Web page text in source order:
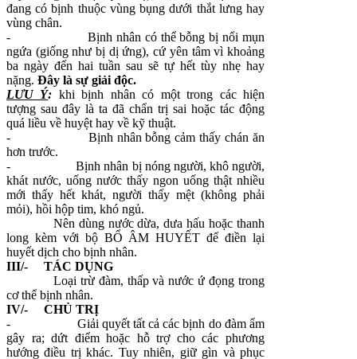
đang có bịnh thuộc vùng bụng dưới thắt lưng hay
vùng chân.
-
Bịnh nhân có thể bỗng bị nổi mụn
ngứa (giống như bị dị ứng), cứ yên tâm vì khoảng
ba ngày đến hai tuần sau sẽ tự hết tùy nhẹ hay
nặng. Đây là sự giải độc.
LƯU Ý: khi bịnh nhân có một trong các hiện
tượng sau đây là ta đã chẩn trị sai hoặc tác động
quá liều về huyệt hay về kỹ thuật.
-
Bịnh nhân bỗng cảm thấy chán ăn
hơn trước.
-
Bịnh nhân bị nóng người, khô người,
khát nước, uống nước thấy ngon uống thật nhiều
mới thấy hết khát, người thấy mệt (không phải
mỏi), hồi hộp tim, khó ngủ.
Nên dùng nước dừa, dưa hấu hoặc thanh
long kèm với bộ BỔ ÂM HUYẾT để điền lại
huyết dịch cho bịnh nhân.
III/- TÁC DỤNG
Loại trừ đàm, thấp và nước ứ đọng trong
cơ thể bịnh nhân.
IV/- CHỦ TRỊ
-
Giải quyết tất cả các bịnh do đàm ẩm
gây ra; dứt điểm hoặc hỗ trợ cho các phương
hướng điều trị khác. Tuy nhiên, giữ gìn và phục